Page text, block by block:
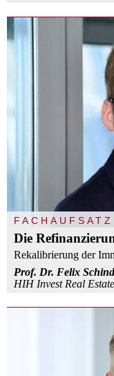
FACHAUFSATZ
Die
Rekalibrierung der
Prof. Dr. Felix
HIH Invest Real Estate